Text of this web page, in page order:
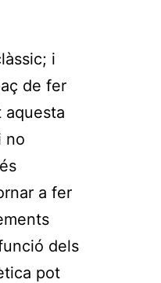
i
de fer
aquesta
no
a fer
dels
pot